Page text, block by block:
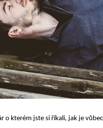
o kterém jste si říkali, jak je